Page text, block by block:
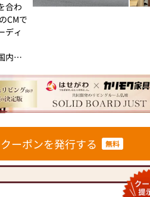
お仏
だけ
バ
ず、
いた
商品
、安
様の
しま
え
同開
代
モク
壇を
の家
たお
カタ
ご案
合わ
CMで
ディ
内家
壇を
メ
創業
対応
のお
めて
ーポンを発行する 無料